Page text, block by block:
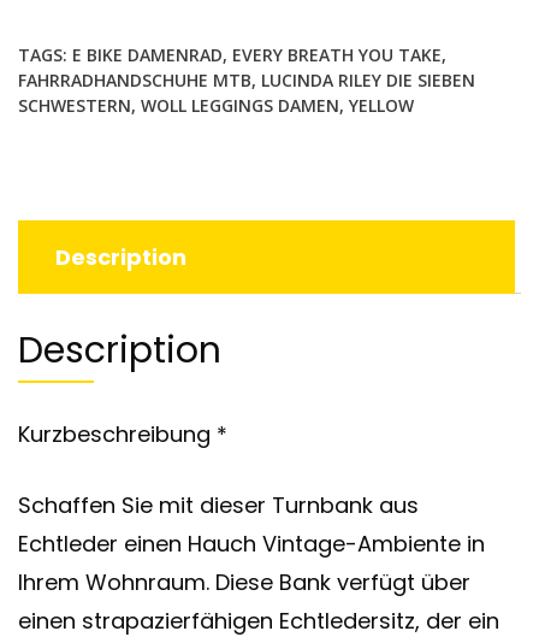
TAGS: E BIKE DAMENRAD, EVERY BREATH YOU TAKE,
FAHRRADHANDSCHUHE MTB, LUCINDA RILEY DIE SIEBEN
SCHWESTERN, WOLL LEGGINGS DAMEN, YELLOW
Description
Description
Kurzbeschreibung *
Schaffen Sie mit dieser Turnbank aus
Echtleder einen Hauch Vintage-Ambiente in
Ihrem Wohnraum. Diese Bank verfügt über
einen strapazierfähigen Echtledersitz, der ein